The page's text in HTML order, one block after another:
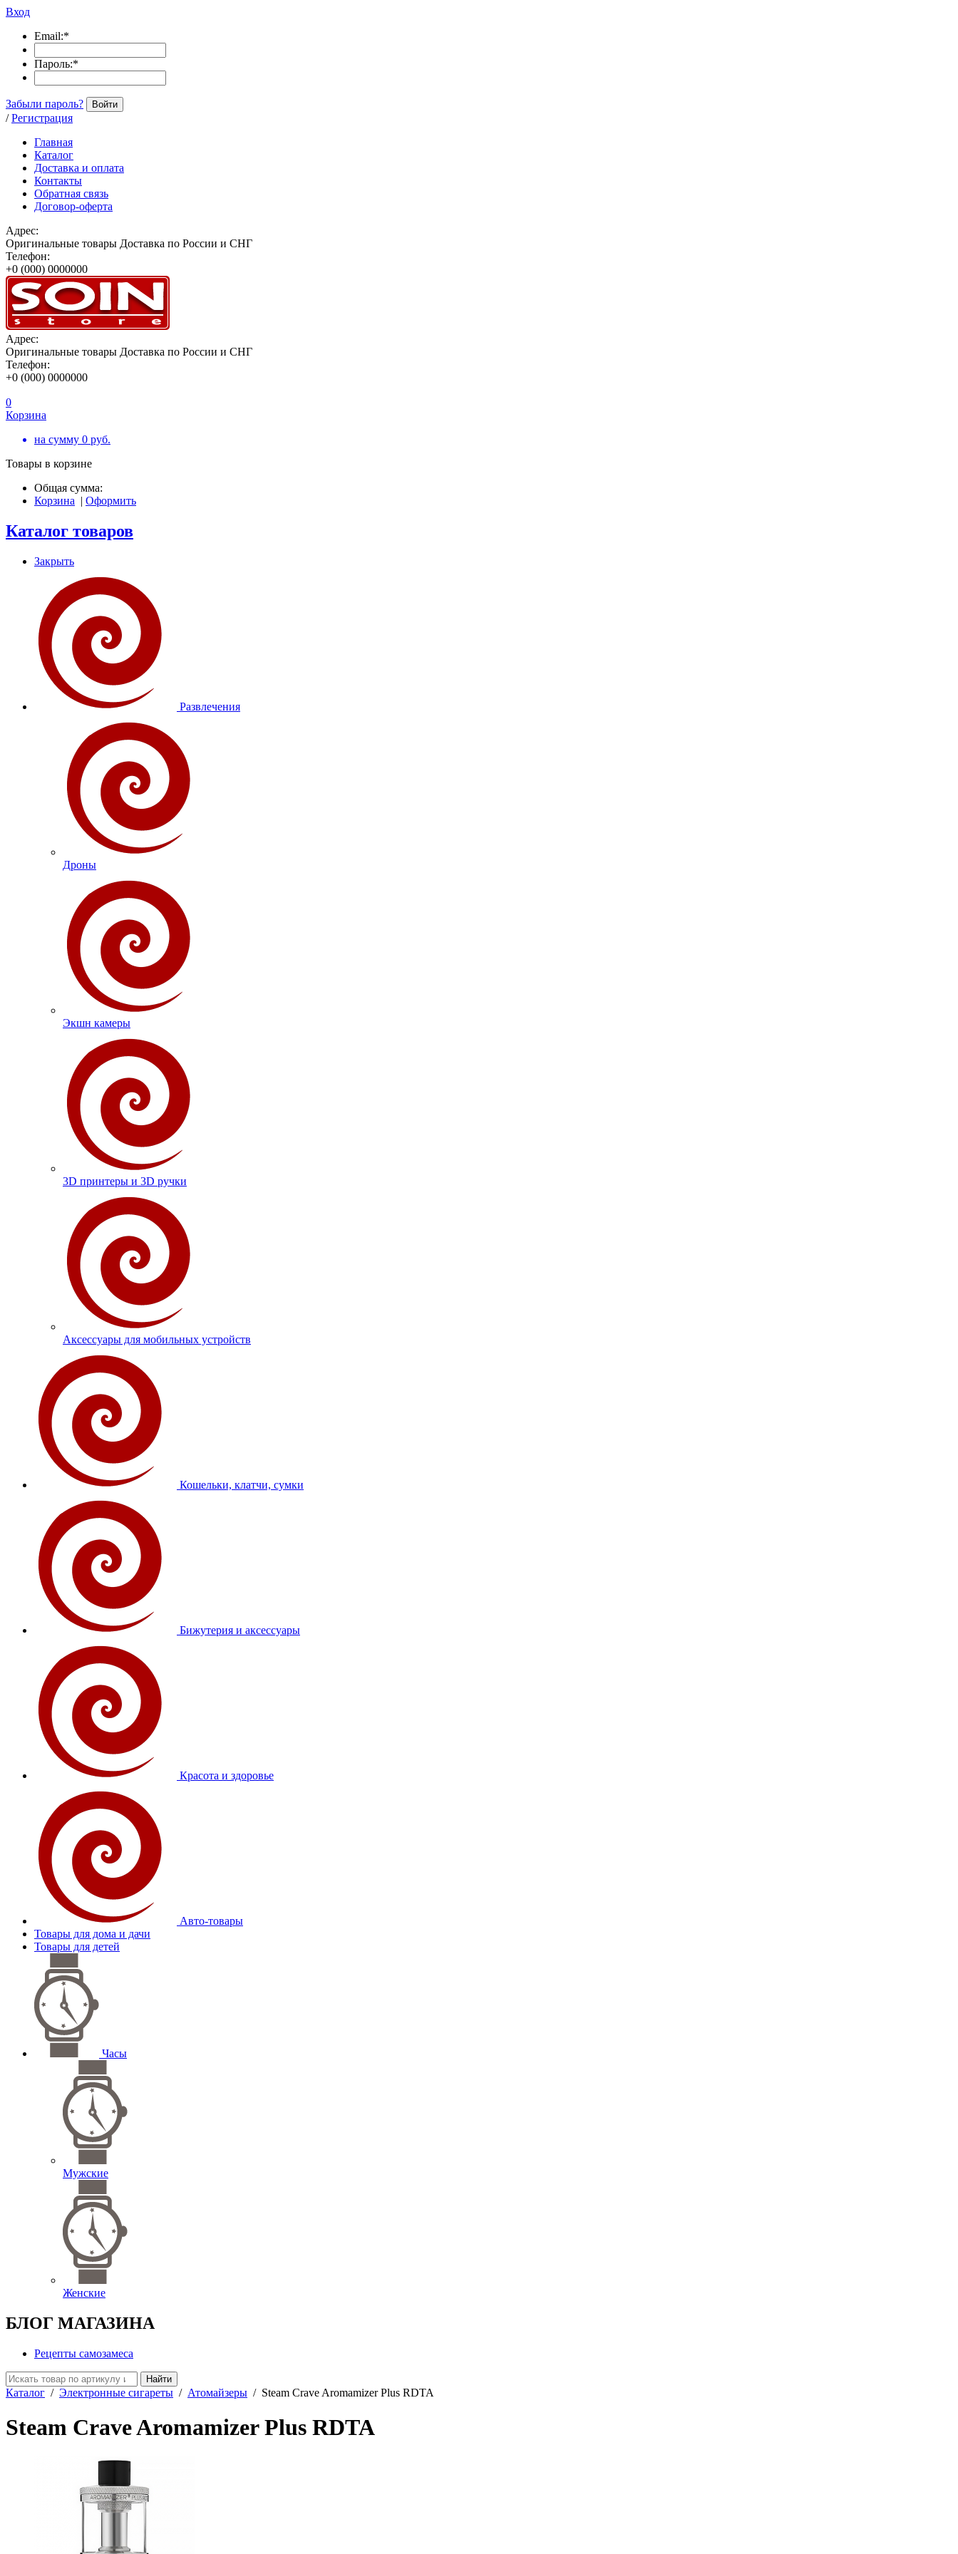
Вход
Email:*
Пароль:*
Забыли пароль? Войти
/ Регистрация
Главная
Каталог
Доставка и оплата
Контакты
Обратная связь
Договор-оферта
Адрес:
Оригинальные товары Доставка по России и СНГ
Телефон:
+0 (000) 0000000
Адрес:
Оригинальные товары Доставка по России и СНГ
Телефон:
+0 (000) 0000000
0
Корзина
на сумму 0 руб.
Товары в корзине
Общая сумма:
Корзина | Оформить
Каталог товаров
Закрыть
Развлечения
Дроны
Экшн камеры
3D принтеры и 3D ручки
Аксессуары для мобильных устройств
Кошельки, клатчи, сумки
Бижутерия и аксессуары
Красота и здоровье
Авто-товары
Товары для дома и дачи
Товары для детей
Часы
Мужские
Женские
БЛОГ МАГАЗИНА
Рецепты самозамеса
Найти
Каталог / Электронные сигареты / Атомайзеры / Steam Crave Aromamizer Plus RDTA
Steam Crave Aromamizer Plus RDTA